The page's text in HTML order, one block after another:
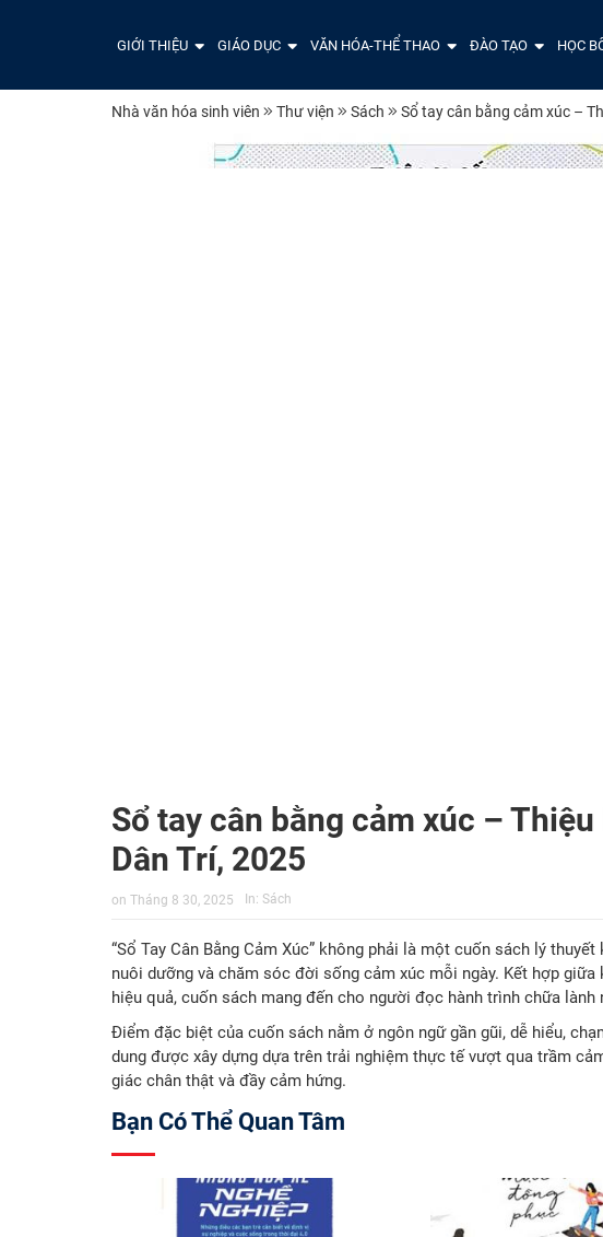
GIỚI THIỆU GIÁO DỤC VĂN HÓA-THỂ THAO ĐÀO TẠO HỌC
Nhà văn hóa sinh viên Thư viện Sách Sổ tay cân bằng cảm xúc –
Sổ tay cân bằng cảm xúc –
Dân Trí, 2025
on Tháng 8 30, 2025 In: Sách
“Sổ Tay Cân Bằng Cảm Xúc” không phải là một cuốn sách lý
nuôi dưỡng và chăm sóc đời sống cảm xúc mỗi ngày. Kết hợp
hiệu quả, cuốn sách mang đến cho người đọc hành trình chữa lành
Điểm đặc biệt của cuốn sách nằm ở ngôn ngữ gần gũi, dễ hiểu,
dung được xây dựng dựa trên trải nghiệm thực tế vượt qua trầm
giác chân thật và đầy cảm hứng.
Bạn Có Thể Quan Tâm